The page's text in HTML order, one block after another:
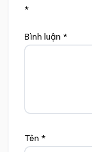
*
Bình luận *
Tên *